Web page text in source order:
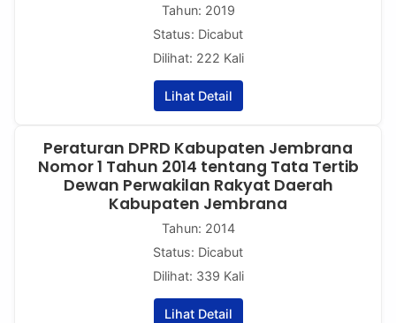
Tahun: 2019
Status: Dicabut
Dilihat: 222 Kali
Lihat Detail
Peraturan DPRD Kabupaten Jembrana
Nomor 1 Tahun 2014 tentang Tata Tertib
Dewan Perwakilan Rakyat Daerah
Kabupaten Jembrana
Tahun: 2014
Status: Dicabut
Dilihat: 339 Kali
Lihat Detail